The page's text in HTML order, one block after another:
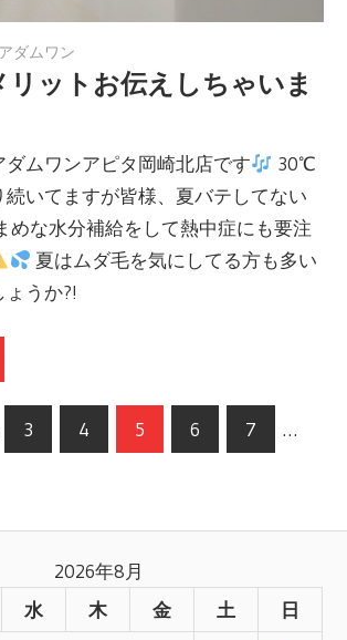
アダムワン
リットお伝えしちゃいま
ダムワンアピタ岡崎北店です
30℃
続いてますが皆様、夏バテしてない
めな水分補給をして熱中症にも要注
夏はムダ毛を気にしてる方も多い
うか?!
3 4 5 6 7 …
2026年8月
水 木 金 土 日